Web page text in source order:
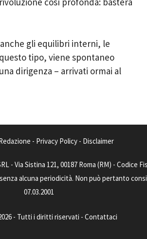
gli equilibri interni, le
tipo, viene spontaneo
dirigenza – arrivati ormai al
- Privacy Policy - Disclaimer
Via Sistina 121, 00187 Roma (RM) - Codice
alcuna periodicità. Non può pertanto
07.03.2001
- Tutti i diritti riservati - Contattaci